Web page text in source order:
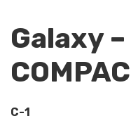
Galaxy –
C-1